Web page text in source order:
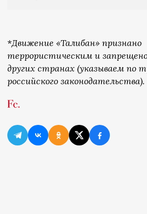
*Движение «Талибан» признано
террористическим и
других странах (указываем по
российского законодательства).